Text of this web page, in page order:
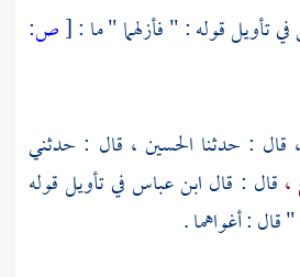
في تأويل قوله : " فأزلهما " ما :[ص:
قال : حدثنا الحسين ، قال : حدثني
قال : قال ابن عباسفي تأويل قوله
" قال : أغواهما .